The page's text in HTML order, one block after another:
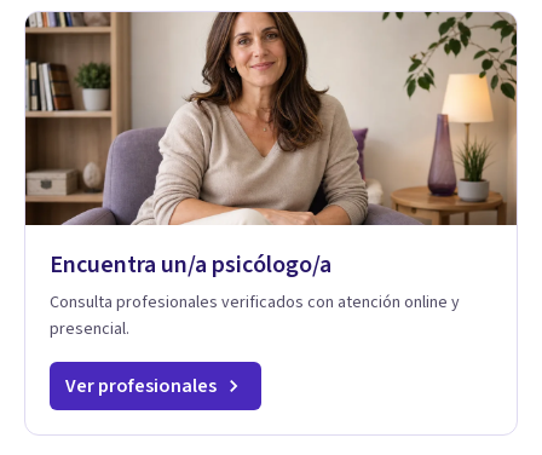
Encuentra un/a psicólogo/a
Consulta profesionales verificados con atención online y
presencial.
Ver profesionales